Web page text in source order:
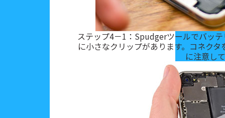
ステップ4－1：Spudgerツールでバッ
に小さなクリップがあります。コネク
に注意し